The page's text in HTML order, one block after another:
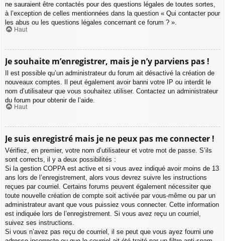
ne sauraient être contactés pour des questions légales de toutes sortes,
à l’exception de celles mentionnées dans la question « Qui contacter pour
les abus ou les questions légales concernant ce forum ? ».
Haut
Je souhaite m’enregistrer, mais je n’y parviens pas !
Il est possible qu’un administrateur du forum ait désactivé la création de
nouveaux comptes. Il peut également avoir banni votre IP ou interdit le
nom d’utilisateur que vous souhaitez utiliser. Contactez un administrateur
du forum pour obtenir de l’aide.
Haut
Je suis enregistré mais je ne peux pas me connecter !
Vérifiez, en premier, votre nom d’utilisateur et votre mot de passe. S’ils
sont corrects, il y a deux possibilités :
Si la gestion COPPA est active et si vous avez indiqué avoir moins de 13
ans lors de l’enregistrement, alors vous devrez suivre les instructions
reçues par courriel. Certains forums peuvent également nécessiter que
toute nouvelle création de compte soit activée par vous-même ou par un
administrateur avant que vous puissiez vous connecter. Cette information
est indiquée lors de l’enregistrement. Si vous avez reçu un courriel,
suivez ses instructions.
Si vous n’avez pas reçu de courriel, il se peut que vous ayez fourni une